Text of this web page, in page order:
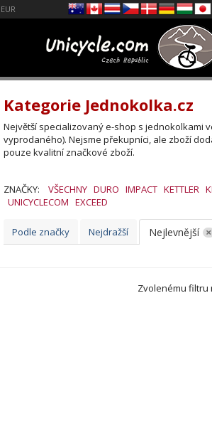
EUR
Kategorie Jednokolka.cz
Největší specializovaný e-shop s jednokolkami
vyprodaného). Nejsme překupníci, ale zboží
pouze kvalitní značkové zboží.
ZNAČKY: VŠECHNY DURO IMPACT KETTLER
UNICYCLECOM EXCEED
Podle značky Nejdražší Nejlevnější
Zvolenému filtru